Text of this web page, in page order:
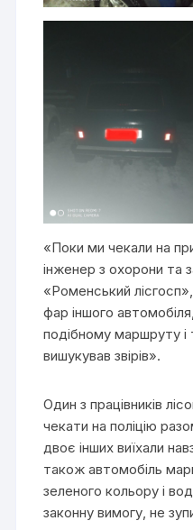
«Поки ми чекали на
інженер з охорони та
«Роменський
фар іншого
подібному маршруту і
вишукував звірів».
Один з працівників
чекати на поліцію
двоє інших виїхали
також автомобіль
зеленого кольору і
законну вимогу, не